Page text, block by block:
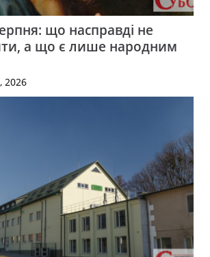
що насправді не
а що є лише народним
2026